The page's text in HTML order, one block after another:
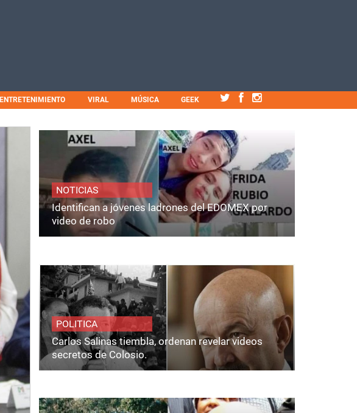
ENTRETENIMIENTO VIRAL MÚSICA GEEK
NOTICIAS
Identifican a jóvenes ladrones del EDOMEX por
video de robo
POLITICA
Carlos Salinas tiembla, ordenan revelar videos
secretos de Colosio.